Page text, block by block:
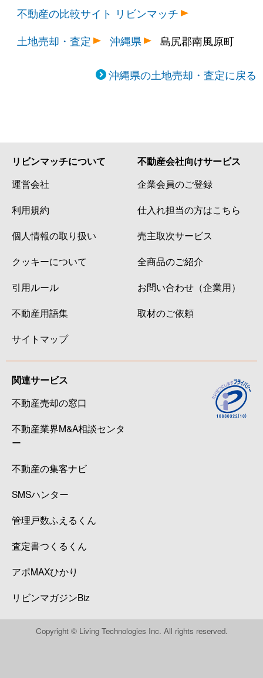
不動産の比較サイト リビンマッチ
土地売却・査定
沖縄県 島尻郡南風原町
沖縄県の土地売却・査定に戻る
リビンマッチについて
運営会社
利用規約
個人情報の取り扱い
クッキーについて
引用ルール
不動産用語集
サイトマップ
不動産会社向けサービス
企業会員のご登録
仕入れ担当の方はこちら
売主取次サービス
全商品のご紹介
お問い合わせ（企業用）
取材のご依頼
関連サービス
不動産売却の窓口
不動産業界M&A相談センタ
ー
不動産の集客ナビ
SMSハンター
管理戸数ふえるくん
査定書つくるくん
アポMAXひかり
リビンマガジンBiz
Copyright © Living Technologies Inc. All rights reserved.